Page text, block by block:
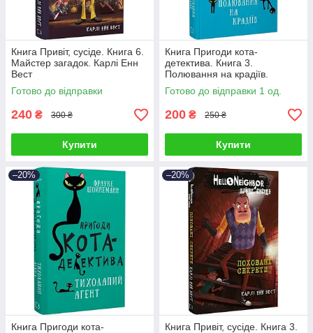
Книга Привіт, сусіде. Книга 6.
Майстер загадок. Карлі Енн
Вест
Готово до відправки
240 ₴ 300 ₴
Купити
Книга Пригоди кота-
детектива. Книга 3.
Полювання на крадіїв.
Фрауке Шойнеманн
Готово до відправки 1 од.
200 ₴ 250 ₴
Купити
–20%
Книга Пригоди кота-
–20%
Книга Привіт, сусіде. Книга 3.